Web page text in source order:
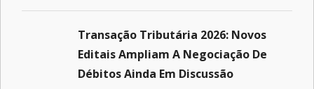
Transação Tributária 2026: Novos
Editais Ampliam A Negociação De
Débitos Ainda Em Discussão